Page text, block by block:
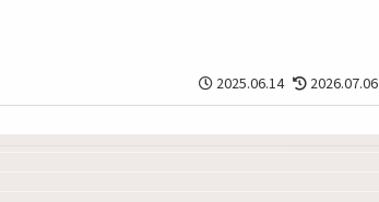
2025.06.14 2026.07.06